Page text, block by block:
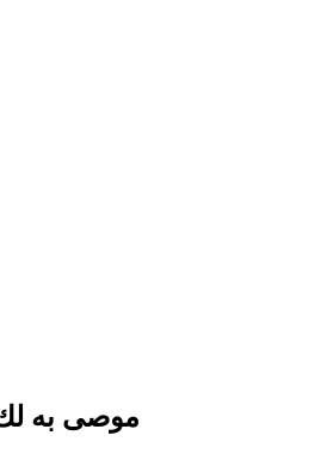
موصى به